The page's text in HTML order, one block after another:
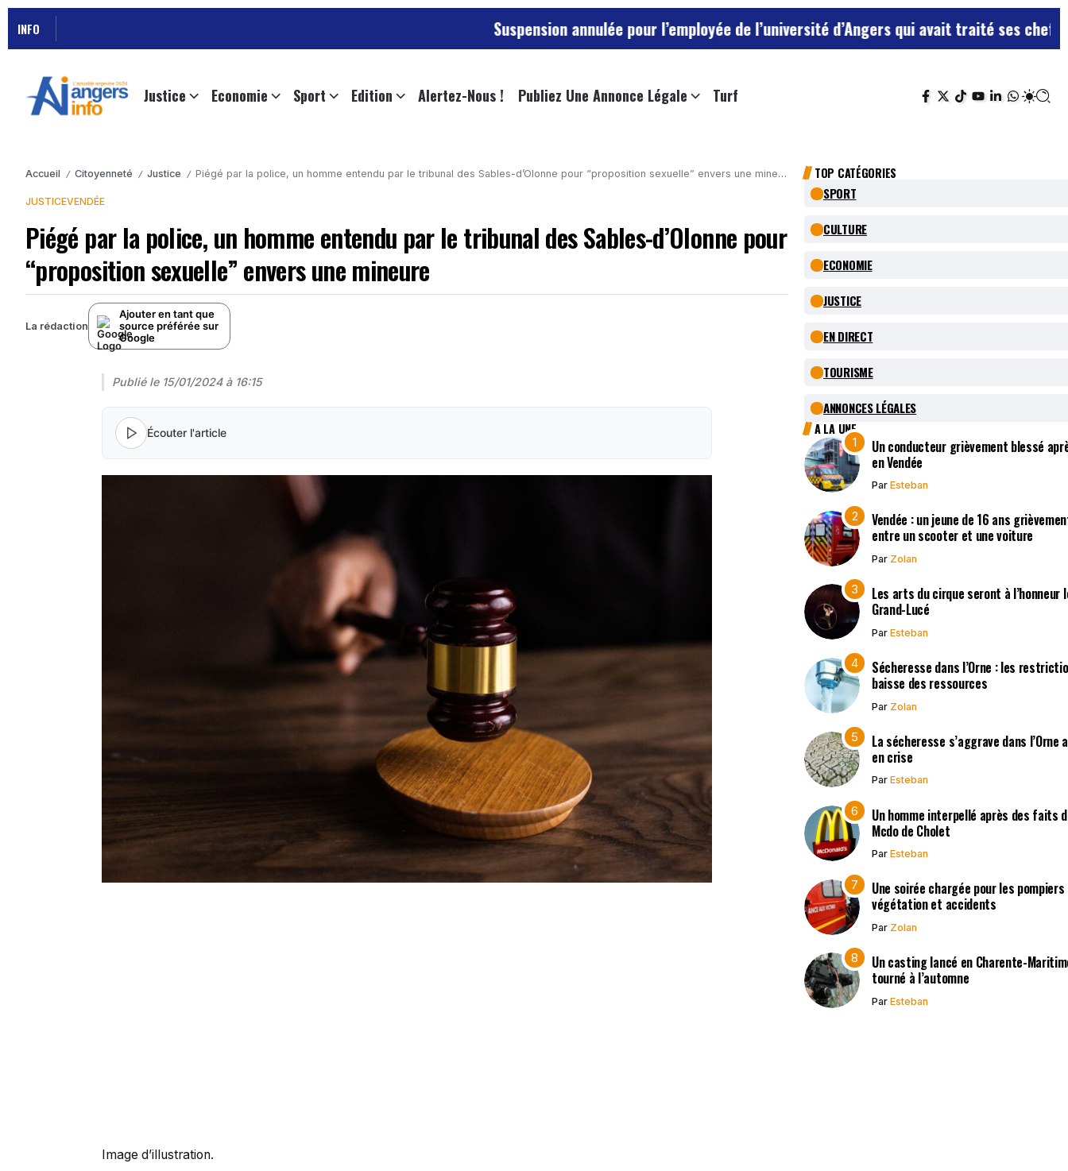
INFO Suspension annulée pour l’employée de l’université d’Angers qui avait traité ses chefs de “chiens”
Justice Economie Sport Edition Alertez-Nous ! Publiez Une Annonce Légale Turf
Accueil / Citoyenneté / Justice / Piégé par la police, un homme entendu par le tribunal des Sables-d’Olonne pour “proposition sexuelle” envers une mineure
JUSTICEVENDÉE
Piégé par la police, un homme entendu par le tribunal des Sables-d’Olonne pour
“proposition sexuelle” envers une mineure
La rédaction
Ajouter en tant que
source préférée sur
Google
Publié le 15/01/2024 à 16:15
Écouter l'article
Image d’illustration.
TOP CATÉGORIES
SPORT
CULTURE
ECONOMIE
JUSTICE
EN DIRECT
TOURISME
ANNONCES LÉGALES
A LA UNE
Un conducteur grièvement blessé
en Vendée
Par Esteban
Vendée : un jeune de 16 ans
entre un scooter et une voiture
Par Zolan
Les arts du cirque seront à l’honneur
Grand-Lucé
Par Esteban
Sécheresse dans l’Orne : les
baisse des ressources
Par Zolan
La sécheresse s’aggrave dans
en crise
Par Esteban
Un homme interpellé après des faits
Mcdo de Cholet
Par Esteban
Une soirée chargée pour les
végétation et accidents
Par Zolan
Un casting lancé en Charente-
tourné à l’automne
Par Esteban